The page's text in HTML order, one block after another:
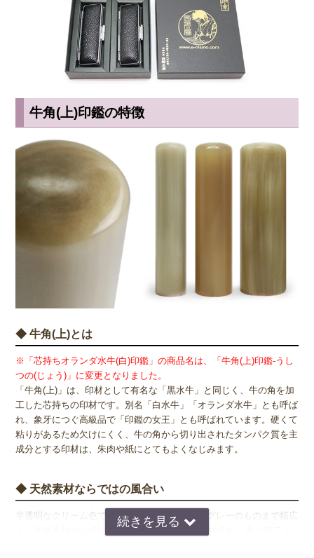
牛角(上)印鑑の特徴
◆ 牛角(上)とは
※「芯持ちオランダ水牛(白)印鑑」の商品名は、「牛角(上)印鑑-うし
つの(じょう)」に変更となりました。
「牛角(上)」は、印材として有名な「黒水牛」と同じく、牛の角を加
工した芯持ちの印材です。別名「白水牛」「オランダ水牛」とも呼ば
れ、象牙につぐ高級品で「印鑑の女王」とも呼ばれています。硬くて
粘りがあるため欠けにくく、牛の角から切り出されたタンパク質を主
成分とする印材は、朱肉や紙にとてもよくなじみます。
◆ 天然素材ならではの風合い
半透明なクリーム色で、明るめの飴色から深いグレーのものまで幅広
く、天然素材ならではの様々な色合いがある印材です。 唯一無二と